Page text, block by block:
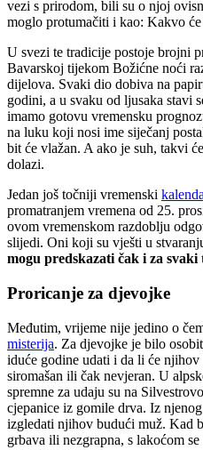
vezi s prirodom, bili su o njoj
moglo protumačiti i kao: Kakvo
U svezi te tradicije postoje brojni
Bavarskoj tijekom Božićne noći
dijelova. Svaki dio dobiva na
godini, a u svaku od ljusaka stavi
imamo gotovu vremensku
na luku koji nosi ime siječanj
bit će vlažan. A ako je suh, takvi
dolazi.
Jedan još točniji vremenski
promatranjem vremena od 25.
ovom vremenskom razdoblju
slijedi. Oni koji su vješti u
mogu predskazati čak i za
Proricanje za djevojke
Međutim, vrijeme nije jedino o
misterija. Za djevojke je bilo
iduće godine udati i da li će
siromašan ili čak nevjeran. U
spremne za udaju su na
cjepanice iz gomile drva. Iz
izgledati njihov budući muž. Kad
grbava ili nezgrapna, s lakoćom